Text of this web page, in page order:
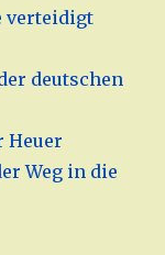
verteidigt
deutschen
Heuer
Weg in die